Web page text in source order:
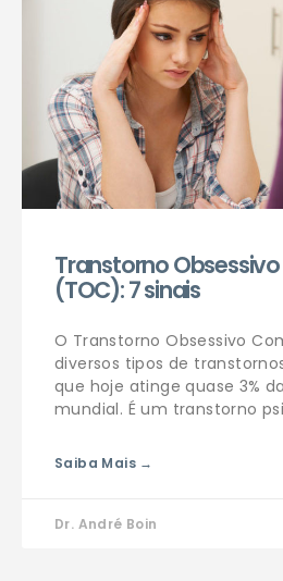
Transtorno
(TOC): 7 sinais
O Transtorno Obsessivo
diversos tipos de
que hoje atinge quase 3%
mundial. É um transtorno
Saiba Mais →
Dr. André Boin